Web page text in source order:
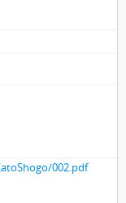
(文化11).9
, 未(安政6).10.23
刑部(高和)殿通行につ
002.pdf